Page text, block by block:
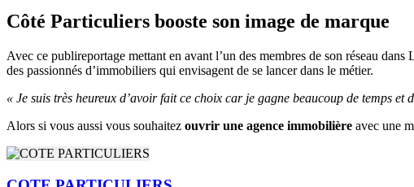
Côté Particuliers booste son image de marque
Avec ce publireportage mettant en avant l’un des membres de son réseau
des passionnés d’immobiliers qui envisagent de se lancer dans le métier.
« Je suis très heureux d’avoir fait ce choix car je gagne beaucoup de temps
Alors si vous aussi vous souhaitez ouvrir une agence immobilière avec une